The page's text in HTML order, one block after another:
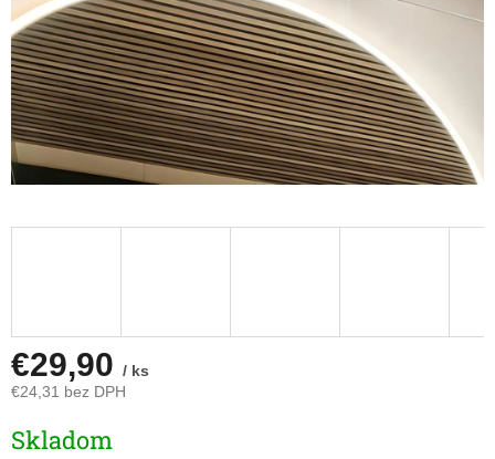
€29,90 / ks
€24,31 bez DPH
cena:
Skladom